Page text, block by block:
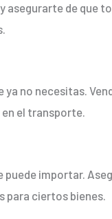
de que
no necesitas.
el transporte.
puede importar.
para ciertos bienes.